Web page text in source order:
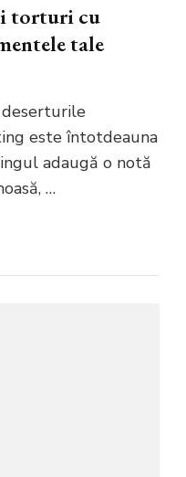
torturi cu
tale
deserturile
este întotdeauna
adaugă o notă
…